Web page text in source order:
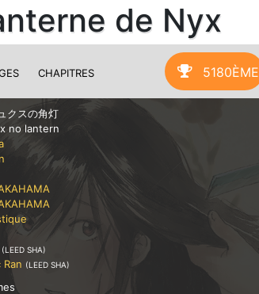
de Nyx
CHAPITRES 5180ÈME
クスの角灯
no lantern
(LEED SHA)
Ran (LEED SHA)